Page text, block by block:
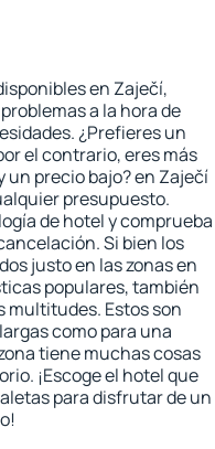
en Zaječí,
a la hora de
¿Prefieres un
el contrario, eres más
precio bajo? en Zaječí
presupuesto.
de hotel y comprueba
Si bien los
justo en las zonas en
populares, también
multitudes. Estos son
como para una
tiene muchas cosas
¡Escoge el hotel que
para disfrutar de un